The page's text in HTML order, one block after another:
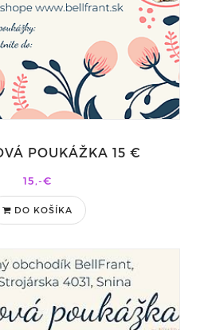
POUKÁŽKA 15 €
15,-€
DO KOŠÍKA